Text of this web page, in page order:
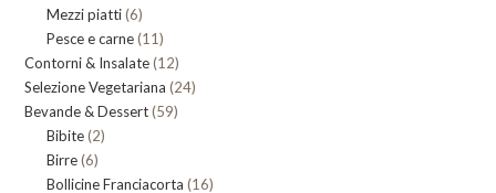
Mezzi piatti 66
prodotti
Pesce e carne 1111
prodotti
Contorni & Insalate 1212
prodotti
Selezione Vegetariana 2424
Bevande & Dessert 5959
Bibite 22
Birre 66
prodotti
Bollicine Franciacorta 1616